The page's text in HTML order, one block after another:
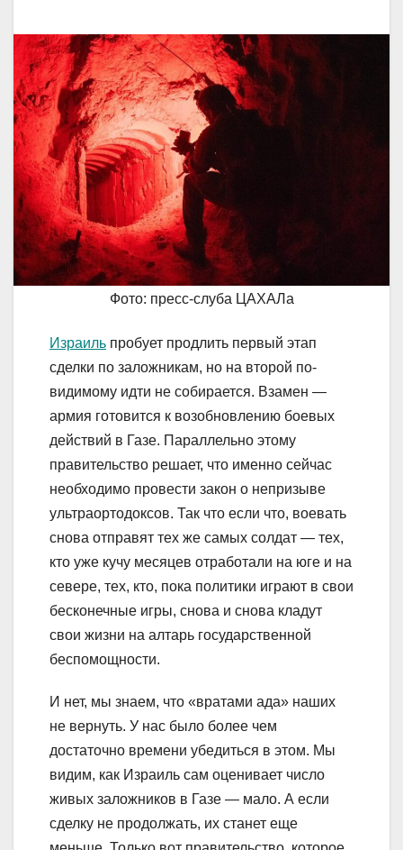
Фото: пресс-слуба ЦАХАЛа
Израиль пробует продлить первый этап
сделки по заложникам, но на второй по-
видимому идти не собирается. Взамен —
армия готовится к возобновлению боевых
действий в Газе. Параллельно этому
правительство решает, что именно сейчас
необходимо провести закон о непризыве
ультраортодоксов. Так что если что, воевать
снова отправят тех же самых солдат — тех,
кто уже кучу месяцев отработали на юге и на
севере, тех, кто, пока политики играют в свои
бесконечные игры, снова и снова кладут
свои жизни на алтарь государственной
беспомощности.
И нет, мы знаем, что «вратами ада» наших
не вернуть. У нас было более чем
достаточно времени убедиться в этом. Мы
видим, как Израиль сам оценивает число
живых заложников в Газе — мало. А если
сделку не продолжать, их станет еще